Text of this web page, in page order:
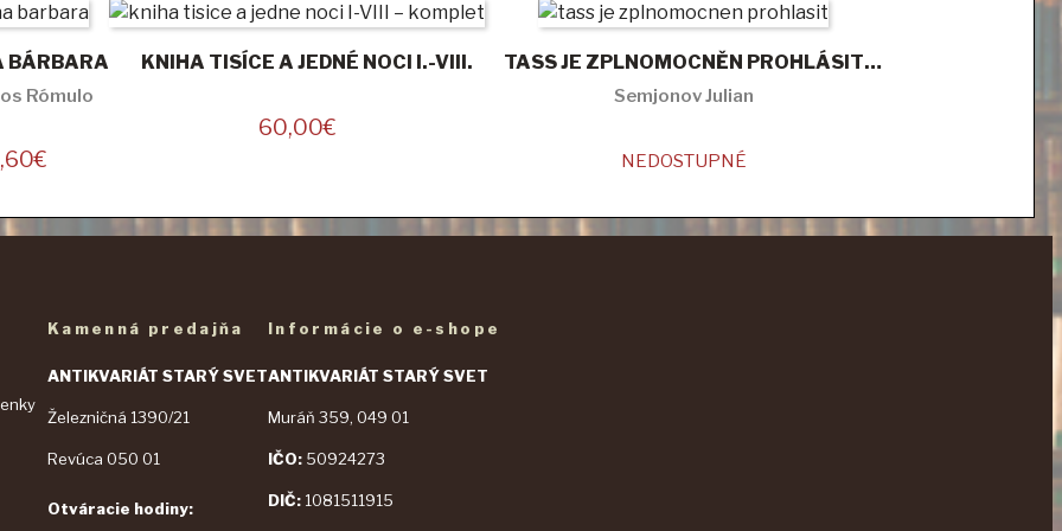
BÁRBARA
Rómulo
€
KNIHA TISÍCE A JEDNÉ NOCI I.-VIII.
60,00€
TASS JE ZPLNOMOCNĚN PROHLÁSIT…
Semjonov Julian
NEDOSTUPNÉ
Kamenná predajňa
ANTIKVARIÁT STARÝ SVET
Železničná 1390/21
Revúca 050 01
Otváracie hodiny:
Informácie o e-shope
ANTIKVARIÁT STARÝ SVET
Muráň 359, 049 01
IČO: 50924273
DIČ: 1081511915